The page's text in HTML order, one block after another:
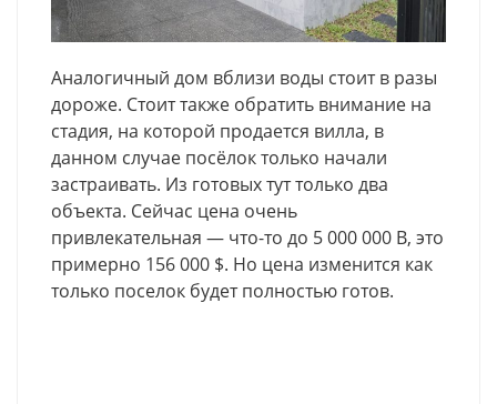
Аналогичный дом вблизи воды стоит в разы
дороже. Стоит также обратить внимание на
стадия, на которой продается вилла, в
данном случае посёлок только начали
застраивать. Из готовых тут только два
объекта. Сейчас цена очень
привлекательная — что-то до 5 000 000 В, это
примерно 156 000 $. Но цена изменится как
только поселок будет полностью готов.